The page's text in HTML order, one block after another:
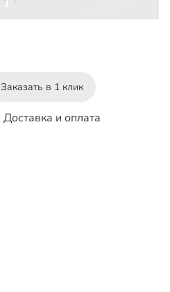
Заказать в 1 клик
Доставка и оплата